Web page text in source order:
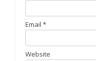
Email *
Website